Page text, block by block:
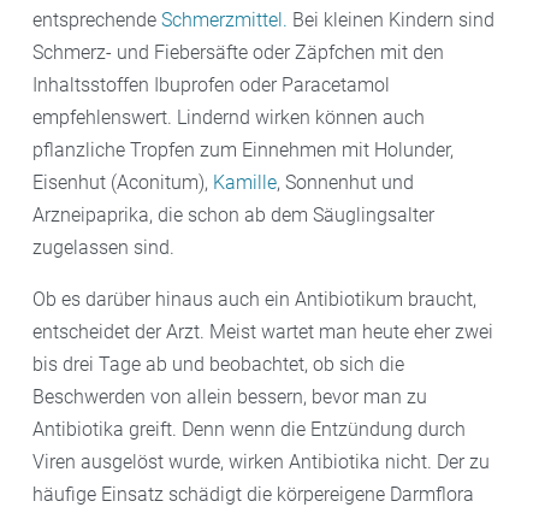
entsprechende Schmerzmittel. Bei kleinen Kindern sind
Schmerz- und Fiebersäfte oder Zäpfchen mit den
Inhaltsstoffen Ibuprofen oder Paracetamol
empfehlenswert. Lindernd wirken können auch
pflanzliche Tropfen zum Einnehmen mit Holunder,
Eisenhut (Aconitum), Kamille, Sonnenhut und
Arzneipaprika, die schon ab dem Säuglingsalter
zugelassen sind.
Ob es darüber hinaus auch ein Antibiotikum braucht,
entscheidet der Arzt. Meist wartet man heute eher zwei
bis drei Tage ab und beobachtet, ob sich die
Beschwerden von allein bessern, bevor man zu
Antibiotika greift. Denn wenn die Entzündung durch
Viren ausgelöst wurde, wirken Antibiotika nicht. Der zu
häufige Einsatz schädigt die körpereigene Darmflora